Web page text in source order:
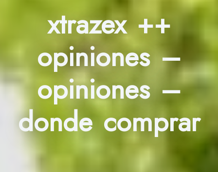
xtrazex ++
opiniones –
opiniones –
donde comprar